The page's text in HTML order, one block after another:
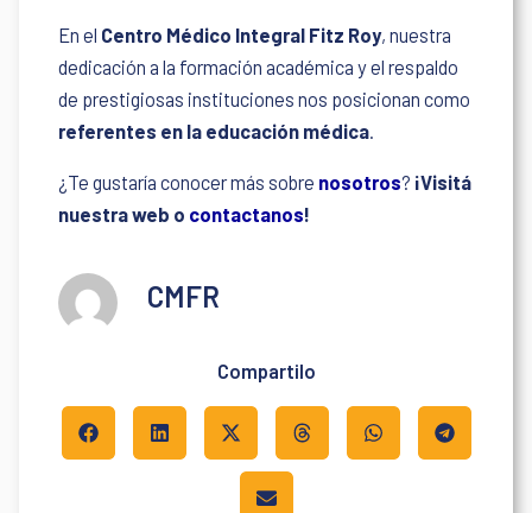
En el Centro Médico Integral Fitz Roy, nuestra
dedicación a la formación académica y el respaldo
de prestigiosas instituciones nos posicionan como
referentes en la educación médica
¿Te gustaría conocer más sobre nosotros? ¡Visitá
nuestra web o contactanos!
CMFR
Compartilo